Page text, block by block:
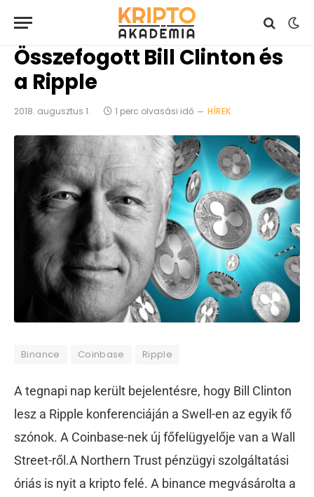
Összefogott Bill Clinton és
a Ripple
2018. augusztus 1. 1 perc olvasási idő HÍREK
Binance Coinbase Ripple
A tegnapi nap került bejelentésre, hogy Bill Clinton
lesz a Ripple konferenciáján a Swell-en az egyik fő
szónok. A Coinbase-nek új főfelügyelője van a Wall
Street-ről.A Northern Trust pénzügyi szolgáltatási
óriás is nyit a kripto felé. A binance megvásárolta a